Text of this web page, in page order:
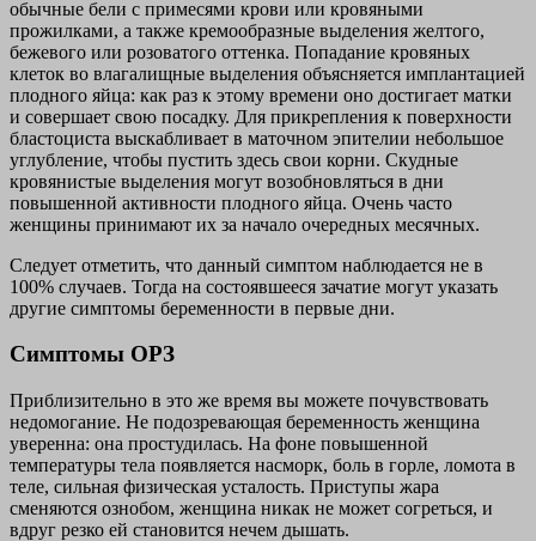
обычные бели с примесями крови или кровяными
прожилками, а также кремообразные выделения желтого,
бежевого или розоватого оттенка. Попадание кровяных
клеток во влагалищные выделения объясняется имплантацией
плодного яйца: как раз к этому времени оно достигает матки
и совершает свою посадку. Для прикрепления к поверхности
бластоциста выскабливает в маточном эпителии небольшое
углубление, чтобы пустить здесь свои корни. Скудные
кровянистые выделения могут возобновляться в дни
повышенной активности плодного яйца. Очень часто
женщины принимают их за начало очередных месячных.
Следует отметить, что данный симптом наблюдается не в
100% случаев. Тогда на состоявшееся зачатие могут указать
другие симптомы беременности в первые дни.
Симптомы ОРЗ
Приблизительно в это же время вы можете почувствовать
недомогание. Не подозревающая беременность женщина
уверенна: она простудилась. На фоне повышенной
температуры тела появляется насморк, боль в горле, ломота в
теле, сильная физическая усталость. Приступы жара
сменяются ознобом, женщина никак не может согреться, и
вдруг резко ей становится нечем дышать.